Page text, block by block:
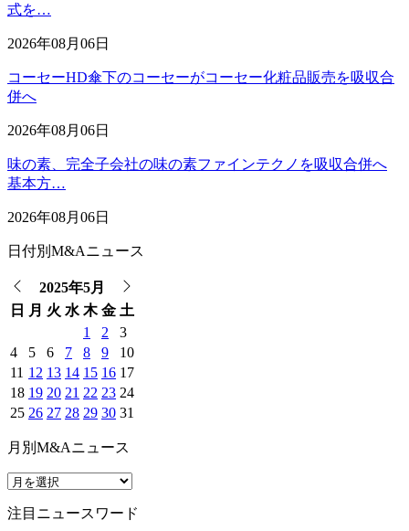
式を…
2026年08月06日
コーセーHD傘下のコーセーがコーセー化粧品販売を吸収合
併へ
2026年08月06日
味の素、完全子会社の味の素ファインテクノを吸収合併へ
基本方…
2026年08月06日
日付別M&Aニュース
2025年5月
日
月 火 水 木 金 土
1
2
3
4
5 6 7 8 9
10
11 12 13 14 15 16 17
18 19 20 21 22 23 24
25 26 27 28 29 30 31
月別M&Aニュース
注目ニュースワード